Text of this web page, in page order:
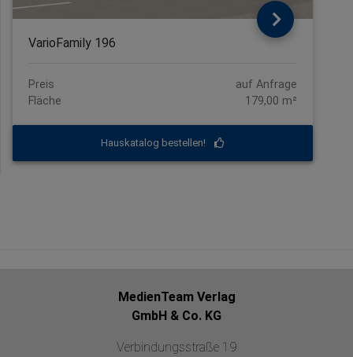
VarioFamily 196
Preis
auf Anfrage
Fläche
179,00 m²
Hauskatalog bestellen!
MedienTeam Verlag
GmbH & Co. KG
Verbindungsstraße 19